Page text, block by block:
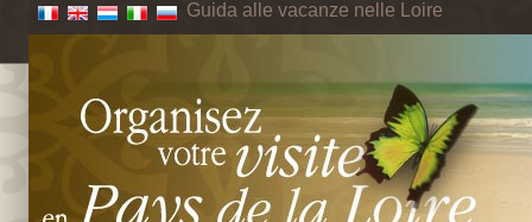
Guida alle vacanze nelle Loire